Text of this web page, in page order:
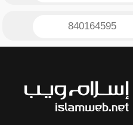
840164595